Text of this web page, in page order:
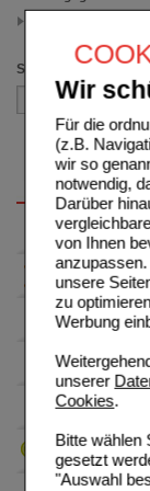
Wir
Für die
(z.B.
wir so
notwendig,
Darüber
von Ihnen
unsere
zu
Werbung
unserer
Cookies.
Bitte wählen
gesetzt
"Auswahl
Sortieren nach